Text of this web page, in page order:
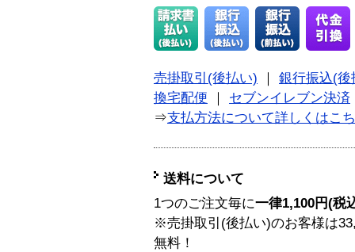
売掛取引(後払い)
銀行振込(後
換宅配便
セブンイレブン決済
⇒支払方法について詳しくはこ
送料について
1つのご注文毎に一律1,100円(税
※売掛取引(後払い)のお客様は
無料！